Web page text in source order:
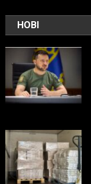
НОВІ